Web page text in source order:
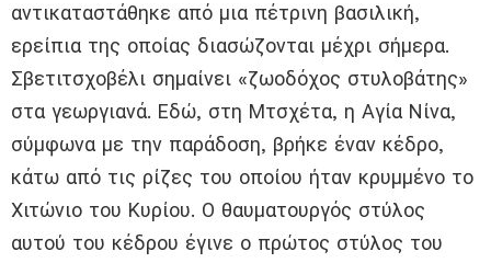
αντικαταστάθηκε από μια πέτρινη βασιλική,
ερείπια της οποίας διασώζονται μέχρι σήμερα.
Σβετιτσχοβέλι σημαίνει «ζωοδόχος στυλοβάτης»
στα γεωργιανά. Εδώ, στη Μτσχέτα, η Αγία Νίνα,
σύμφωνα με την παράδοση, βρήκε έναν κέδρο,
κάτω από τις ρίζες του οποίου ήταν κρυμμένο το
Χιτώνιο του Κυρίου. Ο θαυματουργός στύλος
αυτού του κέδρου έγινε ο πρώτος στύλος του